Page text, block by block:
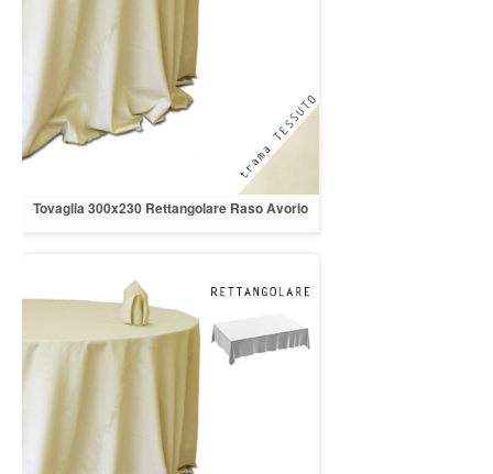
Tovaglia 300x230 Rettangolare Raso Avorio